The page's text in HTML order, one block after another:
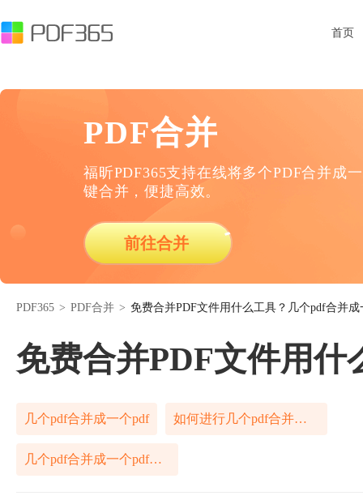
首页
PDF合并
福昕PDF365支持在线将多个PDF合并成
键合并，便捷高效。
前往合并
PDF365 > PDF合并 > 免费合并PDF文件用什么工具？几个pdf合并
免费合并PDF文件用
几个pdf合并成一个pdf 如何进行几个pdf合并成一个pdf
几个pdf合并成一个pdf怎样解决